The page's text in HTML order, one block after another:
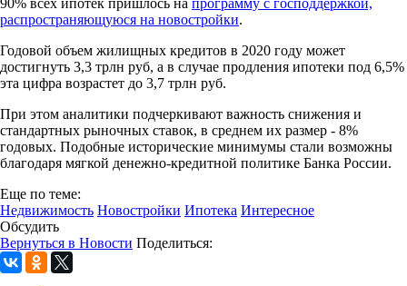
распространяющуюся на новостройки.
Годовой объем жилищных кредитов в 2020 году может
достигнуть 3,3 трлн руб, а в случае продления ипотеки под 6,5%
эта цифра возрастет до 3,7 трлн руб.
При этом аналитики подчеркивают важность снижения и
стандартных рыночных ставок, в среднем их размер - 8%
годовых. Подобные исторические минимумы стали возможны
благодаря мягкой денежно-кредитной политике Банка России.
Еще по теме:
Недвижимость Новостройки Ипотека Интересное
Обсудить
Вернуться в Новости Поделиться: